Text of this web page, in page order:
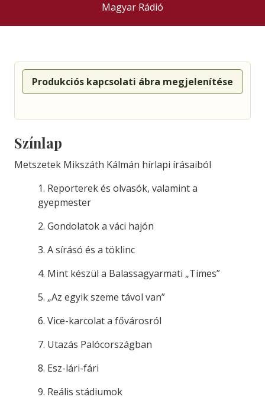
Magyar Rádió
Produkciós kapcsolati ábra megjelenítése
Színlap
Metszetek Mikszáth Kálmán hírlapi írásaiból
1. Reporterek és olvasók, valamint a
gyepmester
2. Gondolatok a váci hajón
3. A sírásó és a töklinc
4. Mint készül a Balassagyarmati „Times”
5. „Az egyik szeme távol van”
6. Vice-karcolat a fővárosról
7. Utazás Palócországban
8. Esz-lári-fári
9. Reális stádiumok